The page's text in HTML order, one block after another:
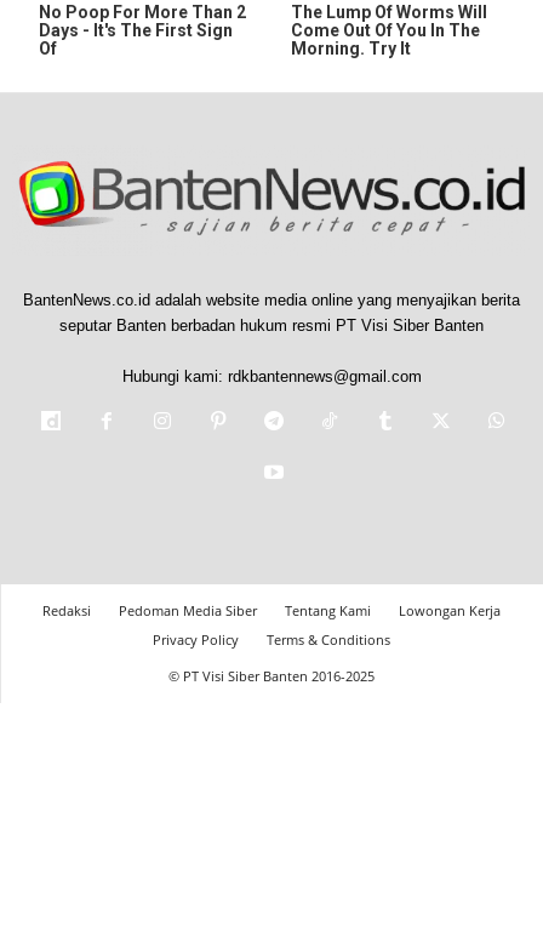
No Poop For More Than 2
Days - It's The First Sign
Of
The Lump Of Worms Will
Come Out Of You In The
Morning. Try It
BantenNews.co.id adalah website media online yang menyajikan berita
seputar Banten berbadan hukum resmi PT Visi Siber Banten
Hubungi kami: rdkbantennews@gmail.com
Redaksi Pedoman Media Siber Tentang Kami
Lowongan Kerja
Privacy Policy
Terms & Conditions
© PT Visi Siber Banten 2016-2025